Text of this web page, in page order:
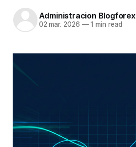
Administracion Blogforex
02 mar. 2026 —1 min read